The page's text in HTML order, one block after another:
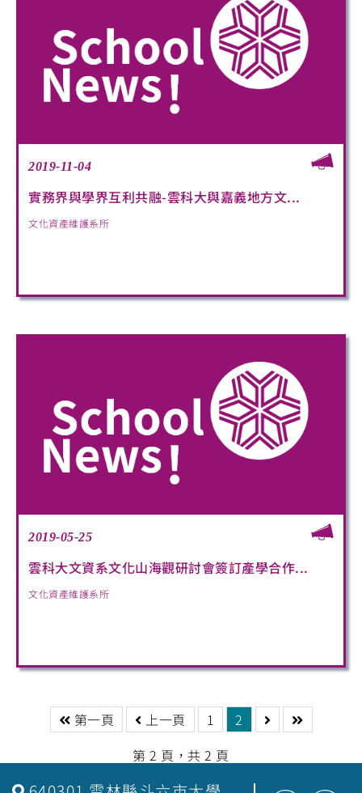
2019-11-04
實務界與學界互利共融-雲科大與嘉義地方文...
文化資產維護系所
2019-05-25
雲科大文資系文化山海觀研討會簽訂產學合作...
文化資產維護系所
第一頁 上一頁 1
2
第 2 頁，共 2 頁